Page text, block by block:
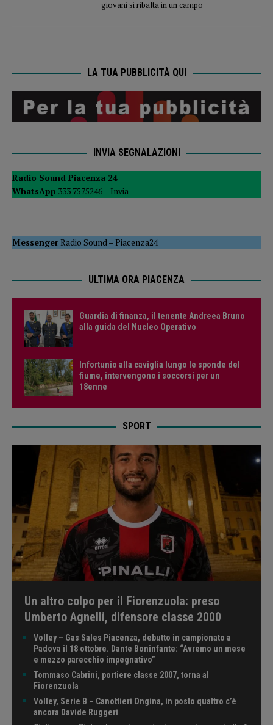
giovani si ribalta in un campo
LA TUA PUBBLICITÀ QUI
INVIA SEGNALAZIONI
Radio Sound Piacenza 24
WhatsApp 333 7575246 – Invia
MessengerRadio Sound–Piacenza24
ULTIMA ORA PIACENZA
Guardia di finanza, il tenente Andreea Bruno
alla guida del Nucleo Operativo
Infortunio alla caviglia lungo le sponde del
fiume, intervengono i soccorsi per un
18enne
SPORT
Un altro colpo per il Fiorenzuola: preso
Umberto Agnelli, difensore classe 2000
Volley – Gas Sales Piacenza, debutto in campionato a
Padova il 18 ottobre. Dante Boninfante: “Avremo un mese
e mezzo parecchio impegnativo”
Tommaso Cabrini, portiere classe 2007, torna al
Fiorenzuola
Volley, Serie B – Canottieri Ongina, in posto quattro c’è
ancora Davide Ruggeri